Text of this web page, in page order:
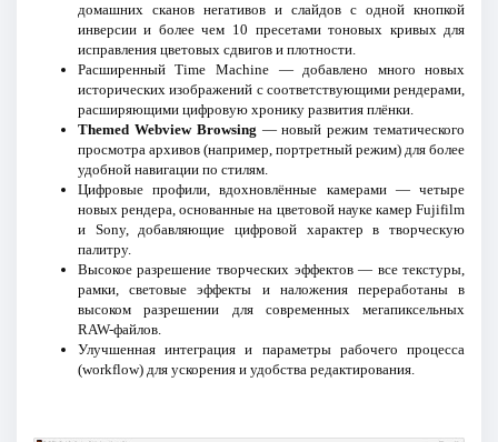
домашних сканов негативов и слайдов с одной кнопкой
инверсии и более чем 10 пресетами тоновых кривых для
исправления цветовых сдвигов и плотности.
Расширенный Time Machine — добавлено много новых
исторических изображений с соответствующими рендерами,
расширяющими цифровую хронику развития плёнки.
Themed Webview Browsing — новый режим тематического
просмотра архивов (например, портретный режим) для более
удобной навигации по стилям.
Цифровые профили, вдохновлённые камерами — четыре
новых рендера, основанные на цветовой науке камер Fujifilm
и Sony, добавляющие цифровой характер в творческую
палитру.
Высокое разрешение творческих эффектов — все текстуры,
рамки, световые эффекты и наложения переработаны в
высоком разрешении для современных мегапиксельных
RAW-файлов.
Улучшенная интеграция и параметры рабочего процесса
(workflow) для ускорения и удобства редактирования.